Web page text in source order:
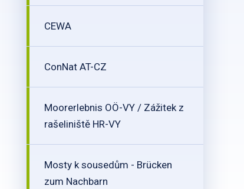
CEWA
ConNat AT-CZ
Moorerlebnis OÖ-VY / Zážitek z
rašeliniště HR-VY
Mosty k sousedům - Brücken
zum Nachbarn